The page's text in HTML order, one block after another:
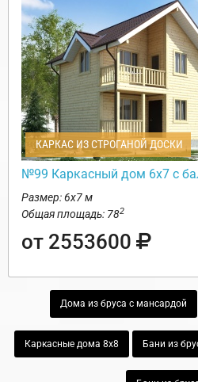
КАРКАС ИЗ СТРОГАНОЙ ДОСКИ
№99 Каркасный дом 6х7 с
Размер: 6х7 м
Общая площадь: 782
от 2553600
Дома из бруса с мансардой
Каркасные дома 8х8 Бани из